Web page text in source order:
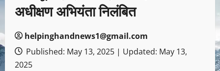
अधीक्षण अभियंता निलंबित
helpinghandnews1@gmail.com
Published: May 13, 2025 | Updated: May 13,
2025